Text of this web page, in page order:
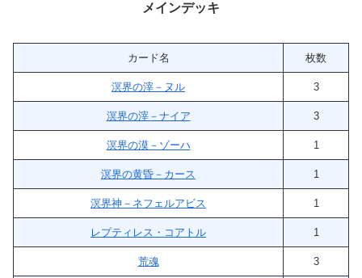
メインデッキ
カード名 枚数
溟界の滓－ヌル 3
溟界の滓－ナイア 3
溟界の漠－ゾーハ 1
溟界の黄昏－カース 1
溟界神－ネフェルアビス 1
レプティレス・コアトル 1
荒魂 3